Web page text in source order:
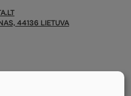
44136 LIETUVA